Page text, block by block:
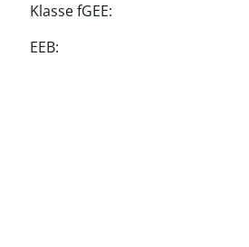
Klasse fGEE:
EEB: